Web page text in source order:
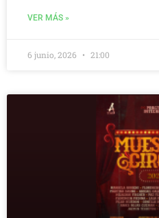
VER MÁS »
6 junio, 2026 21:00